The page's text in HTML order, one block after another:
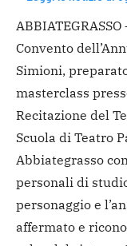
Convento
Simioni,
masterclass
Recitazione del
Scuola di Teatro
Abbiategrasso
personali di
personaggio e
affermato e